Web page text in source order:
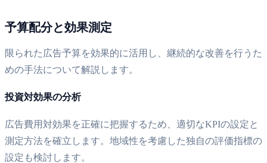
予算配分と効果測定
限られた広告予算を効果的に活用し、継続的な改善を行うた
めの手法について解説します。
投資対効果の分析
広告費用対効果を正確に把握するため、適切なKPIの設定と
測定方法を確立します。地域性を考慮した独自の評価指標の
設定も検討します。